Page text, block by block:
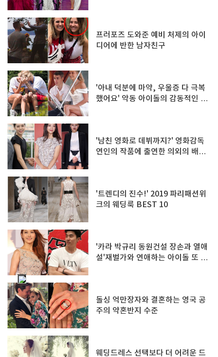
프러포즈 도와준 예비 처제의 아이
디어에 반한 남자친구
'아내 덕분에 마약, 우울증 다 극복
했어요' 악동 아이돌의 감동적인 러
'남친 영화로 데뷔까지?' 영화감독
연인의 작품에 출연한 의외의 배우
'트렌디의 진수!' 2019 파리패션위
크의 웨딩룩 BEST 10
'카라 박규리 동원건설 장손과 열애
설'재벌가와 연애하는 아이돌 또 누
돌싱 억만장자와 결혼하는 영국 공
주의 약혼반지 수준
웨딩드레스 선택보다 더 어려운 드